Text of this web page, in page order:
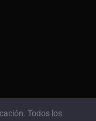
Todos los